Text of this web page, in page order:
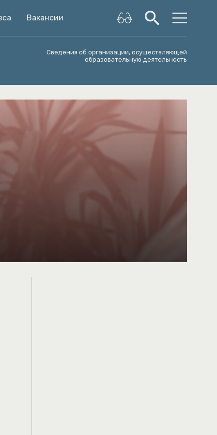
Вакансии
Сведения об организации, осуществляющей
образовательную деятельность